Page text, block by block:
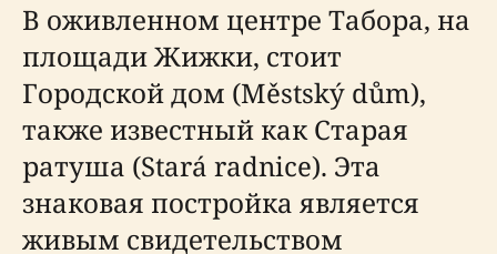
В оживленном центре Табора, на
площади Жижки, стоит
Городской дом (Městský dům),
также известный как Старая
ратуша (Stará radnice). Эта
знаковая постройка является
живым свидетельством